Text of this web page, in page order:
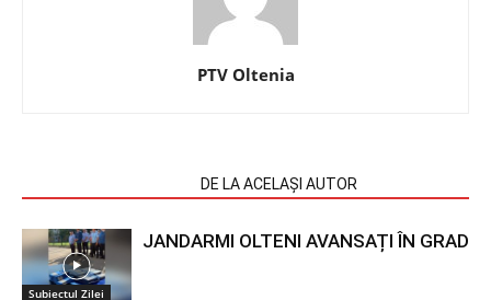
PTV Oltenia
DE LA ACELAȘI AUTOR
Subiectul Zilei
JANDARMI OLTENI AVANSAȚI ÎN GRAD